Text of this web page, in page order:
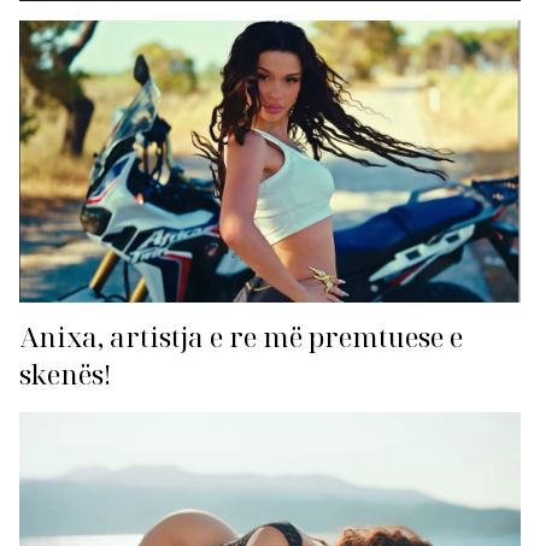
Anixa, artistja e re më premtuese e
skenës!